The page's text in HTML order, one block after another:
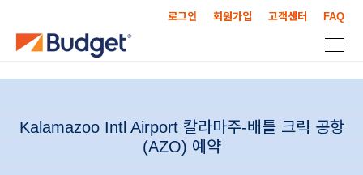
로그인 회원가입 고객센터 FAQ
Kalamazoo Intl Airport 칼라마주-배틀 크릭 공항
(AZO) 예약